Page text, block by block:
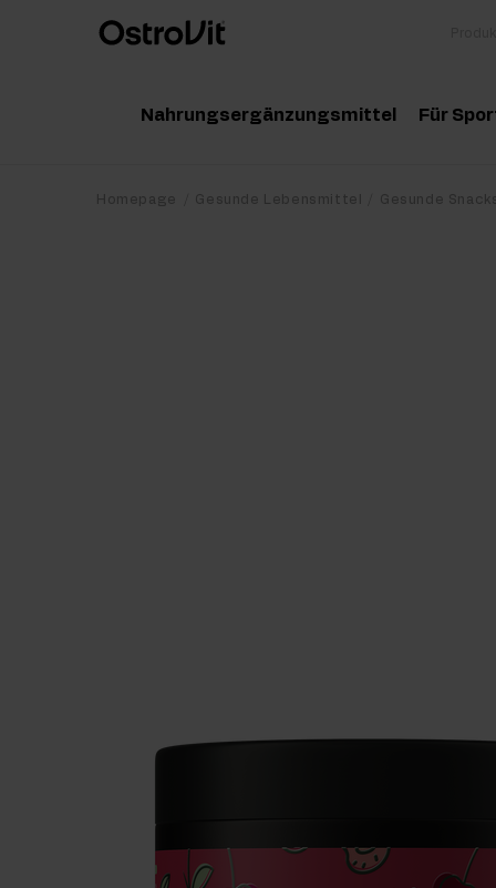
Nahrungsergänzungsmittel Für
Homepage Gesunde Lebensmittel Gesunde Snacks